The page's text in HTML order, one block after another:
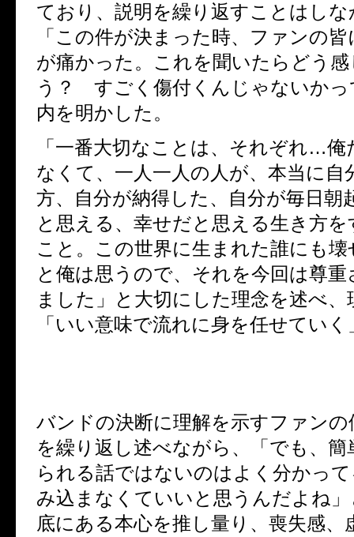
ており、説明を繰り返すことはし
「この件が決まった時、ファンの
が痛かった。これを聞いたらどう
う？ すごく傷付くんじゃないか
内を明かした。
「一番大切なことは、それぞれ…
なくて、一人一人の人が、本当に自
方、自分が納得した、自分が毎日朝
と思える、幸せだと思える生き方
こと。この世界に生まれた誰にも
と俺は思うので、それを今回は尊
ました」と大切にした理念を述べ、
「いい意味で流れに身を任せてい
バンドの決断に理解を示すファン
を繰り返し述べながら、「でも、簡
られる話ではないのはよく分かっ
み込まなくていいと思うんだよね
底にある本心を推し量り、喪失感、